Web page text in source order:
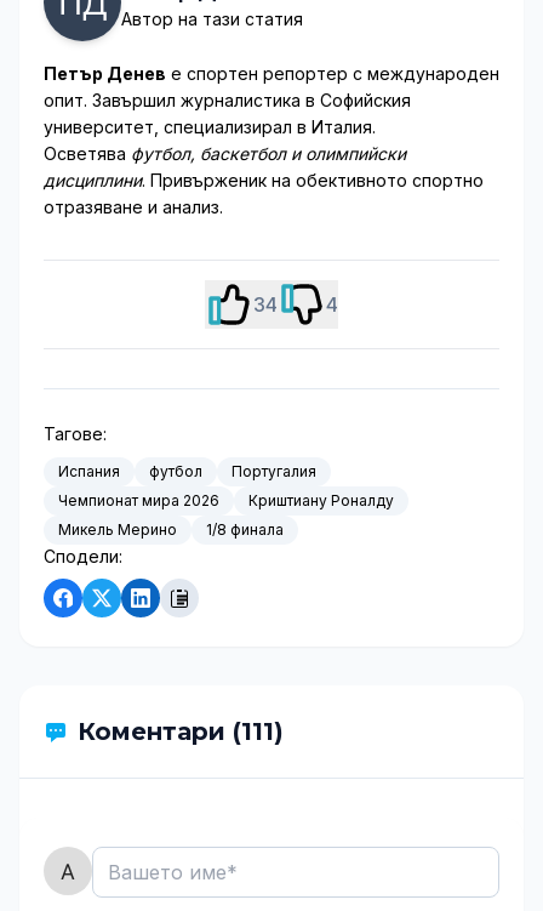
Автор на тази статия
Петър Денев е спортен репортер с международен
опит. Завършил журналистика в Софийския
университет, специализирал в Италия.
Осветява футбол, баскетбол и олимпийски
дисциплини. Привърженик на обективното спортно
отразяване и анализ.
34 4
Тагове:
Испания футбол
Португалия
Чемпионат мира 2026
Криштиану Роналду
Микель Мерино
1/8 финала
Сподели:
Коментари (111)